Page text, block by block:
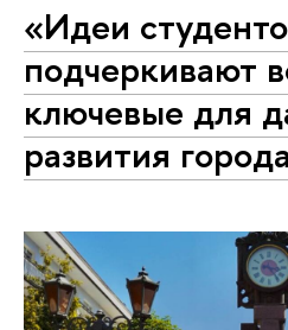
«Идеи
подчеркивают
ключевые для
развития